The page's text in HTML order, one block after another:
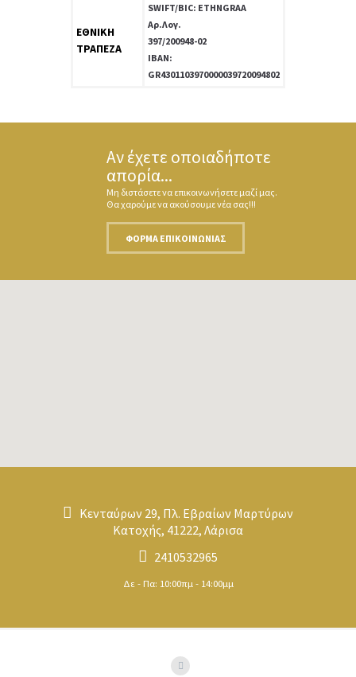
ΕΘΝΙΚΗ
ΤΡΑΠΕΖΑ
SWIFT/BIC: ETHNGRAA
Αρ.Λογ.
397/200948-02
IBAN:
GR4301103970000039720094802
Αν έχετε οποιαδήποτε
απορία...
Μη διστάσετε να επικοινωνήσετε μαζί μας.
Θα χαρούμε να ακούσουμε νέα σας!!!
ΦΌΡΜΑ ΕΠΙΚΟΙΝΩΝΊΑΣ
Κενταύρων 29, Πλ. Εβραίων Μαρτύρων
Κατοχής, 41222, Λάρισα
2410532965
Δε - Πα: 10:00πμ - 14:00μμ